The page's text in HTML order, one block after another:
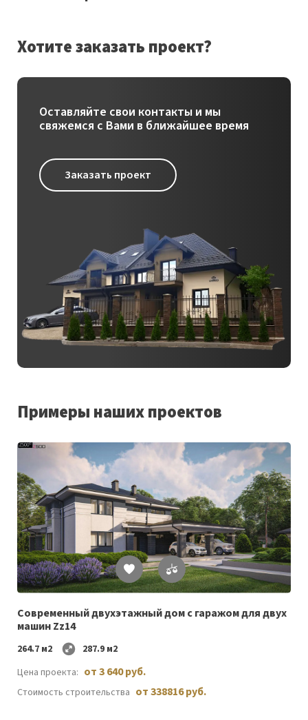
Хотите заказать проект?
Оставляйте свои контакты и мы
свяжемся с Вами в ближайшее время
Заказать проект
Примеры наших проектов
Список
желаемого
Современный двухэтажный дом с гаражом для двух
машин Zz14
264.7 м2
287.9 м2
Цена проекта: от 3 640 руб.
Стоимость строительства от 338816 руб.